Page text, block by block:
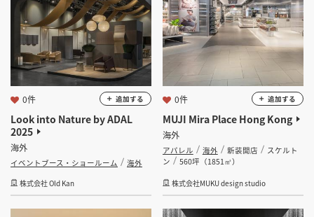
フリーワード
検索する
Look into Nature by ADAL
2025
海外
イベントブース・ショールーム
海外
株式会社 Old Kan
0件 追加する
MUJI Mira Place Hong Kong
海外
アパレル 海外 新装開店
スケルト
ン
560坪（1851㎡）
株式会社MUKU design studio
0件 追加する